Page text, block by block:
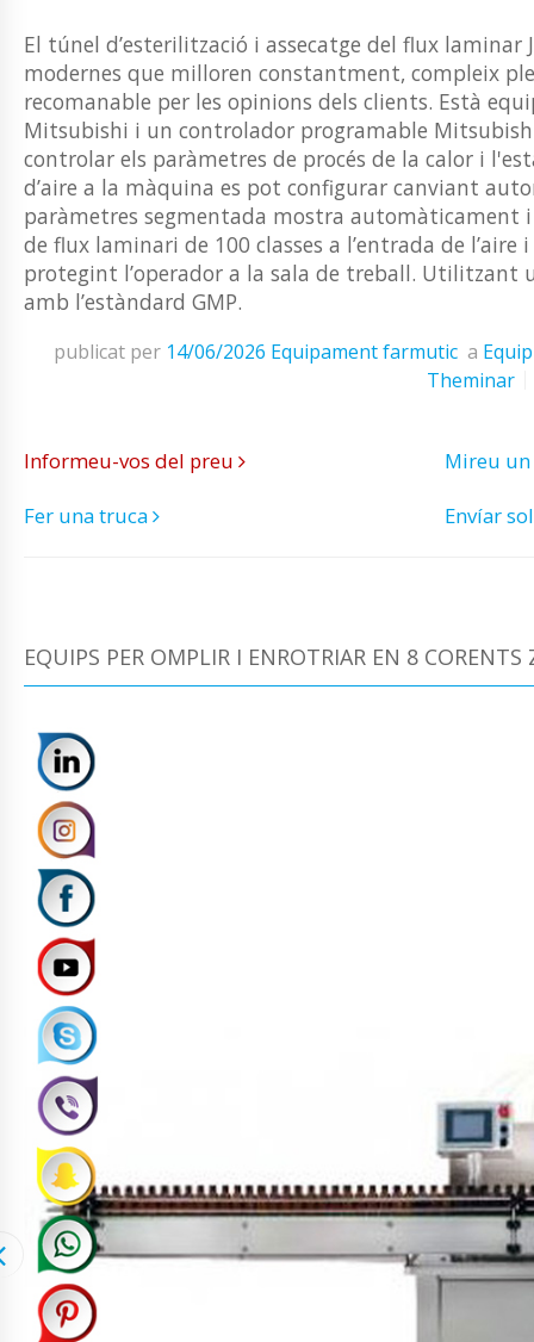
El túnel d’esterilització i assecatge del flux
modernes que milloren constantment, compleix
recomanable per les opinions dels clients. Està
Mitsubishi i un controlador programable
controlar els paràmetres de procés de la calor i
d’aire a la màquina es pot configurar canviant
paràmetres segmentada mostra automàticament
de flux laminari de 100 classes a l’entrada de
protegint l’operador a la sala de treball. Utilitzant
amb l’estàndard GMP.
publicat per 14/06/2026 Equipament farmutic a
Theminar
Informeu-vos del preu
Mireu
Fer una truca
Envíar
EQUIPS PER OMPLIR I ENROTRIAR EN 8 CORENTS